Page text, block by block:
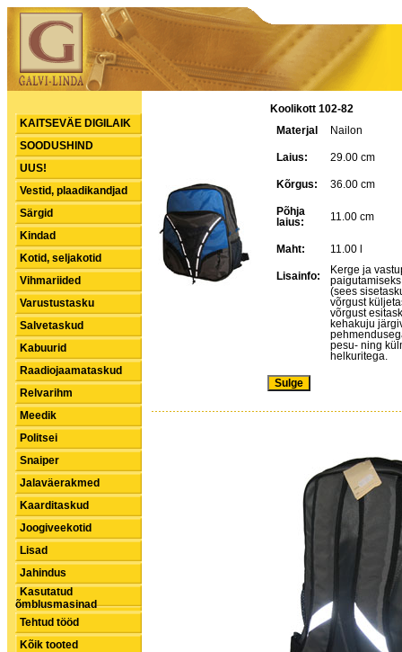
KAITSEVÄE DIGILAIK
SOODUSHIND
UUS!
Vestid, plaadikandjad
Särgid
Kindad
Kotid, seljakotid
Vihmariided
Varustustasku
Salvetaskud
Kabuurid
Raadiojaamataskud
Relvarihm
Meedik
Politsei
Snaiper
Jalaväerakmed
Kaarditaskud
Joogiveekotid
Lisad
Jahindus
Kasutatud
õmblusmasinad
Tehtud tööd
Kõik tooted
Koolikott 102-82
Materjal
Nailon
Laius: 29.00 cm
Kõrgus: 36.00 cm
Põhja
laius:
11.00 cm
Maht: 11.00 l
Lisainfo:
Kerge ja
(sees
võrgust
võrgust
kehakuju
pesu- ning
helkuritega.